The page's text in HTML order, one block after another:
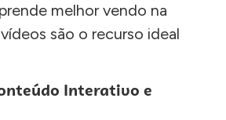
melhor vendo na
são o recurso ideal
Interativo e